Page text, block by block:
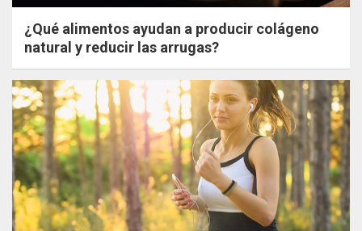
¿Qué alimentos ayudan a producir colágeno
natural y reducir las arrugas?